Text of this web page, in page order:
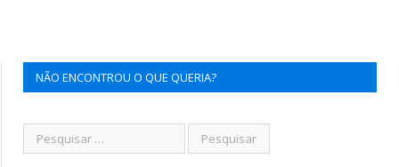
NÃO ENCONTROU O QUE QUERIA?